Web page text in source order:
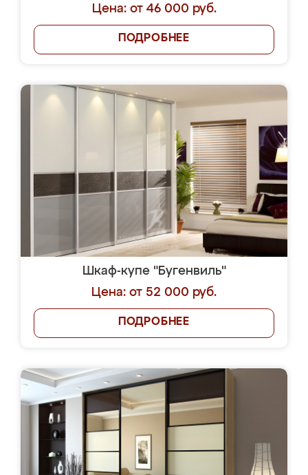
Цена: от 46 000 руб.
ПОДРОБНЕЕ
Шкаф-купе "Бугенвиль"
Цена: от 52 000 руб.
ПОДРОБНЕЕ